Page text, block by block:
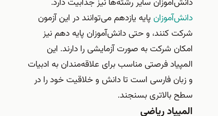
دانش‌آموزان سایر رشته‌ها نیز جذابیت دارد.
دانش‌آموزان پایه یازدهم می‌توانند در این آزمون
شرکت کنند، و حتی دانش‌آموزان پایه دهم نیز
امکان شرکت به صورت آزمایشی را دارند. این
المپیاد فرصتی مناسب برای علاقه‌مندان به ادبیات
و زبان فارسی است تا دانش و خلاقیت خود را در
سطح بالاتری بسنجند.
المپیاد ریاضی